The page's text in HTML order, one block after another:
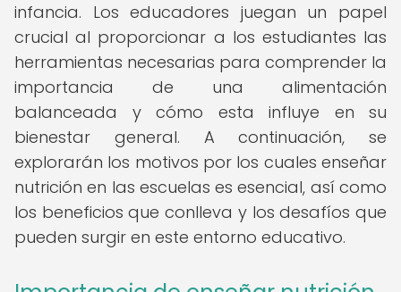
infancia. Los educadores juegan un papel
crucial al proporcionar a los estudiantes las
herramientas necesarias para comprender la
importancia de una alimentación
balanceada y cómo esta influye en su
bienestar general. A continuación, se
explorarán los motivos por los cuales enseñar
nutrición en las escuelas es esencial, así como
los beneficios que conlleva y los desafíos que
pueden surgir en este entorno educativo.